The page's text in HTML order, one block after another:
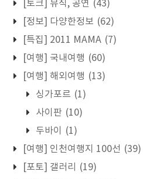
[토크] 뮤직, 공연 (43)
[정보] 다양한정보 (62)
[특집] 2011 MAMA (7)
[여행] 국내여행 (60)
[여행] 해외여행 (13)
싱가포르 (1)
사이판 (10)
두바이
(1)
[여행] 인천여행지 100선 (39)
[포토] 갤러리
(19)